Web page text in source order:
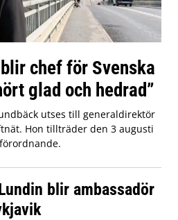
chef för Svenska
glad och hedrad”
utses till generaldirektör
Hon tillträder den 3 augusti
blir ambassadör